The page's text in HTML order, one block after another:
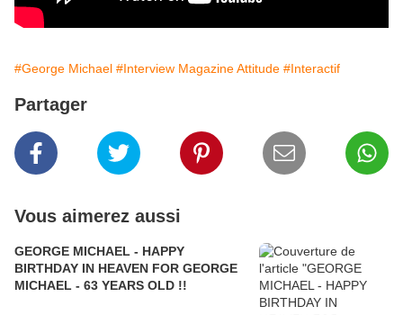
#George Michael #Interview Magazine Attitude #Interactif
Partager
Vous aimerez aussi
GEORGE MICHAEL - HAPPY
BIRTHDAY IN HEAVEN FOR GEORGE
MICHAEL - 63 YEARS OLD !!